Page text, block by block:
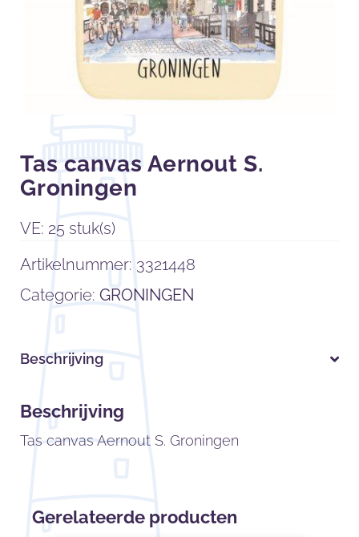
Tas canvas Aernout S.
Groningen
VE: 25 stuk(s)
Artikelnummer: 3321448
Categorie:GRONINGEN
Beschrijving
Beschrijving
Tas canvas Aernout S. Groningen
Gerelateerde producten